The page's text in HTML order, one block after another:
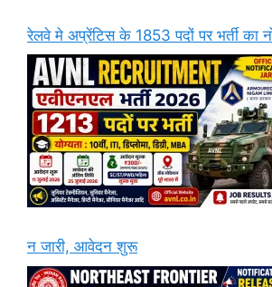
रेलवे मे अप्रेंटिस के 1853 पदों पर भर्ती का
न जारी, आवेदन शुरू